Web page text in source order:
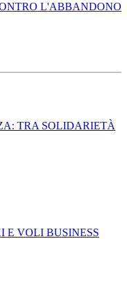
L'ABBANDONO
TRA SOLIDARIETÀ
E VOLI BUSINESS